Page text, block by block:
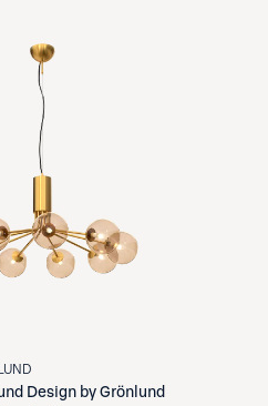
Design by Grönlund